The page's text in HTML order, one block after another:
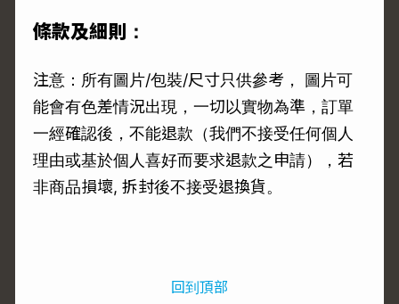
條款及細則：
注意：所有圖片/包裝/尺寸只供參考， 圖片可
能會有色差情況出現，一切以實物為準，訂單
一經確認後，不能退款（我們不接受任何個人
理由或基於個人喜好而要求退款之申請），若
非商品損壞, 拆封後不接受退換貨。
回到頂部